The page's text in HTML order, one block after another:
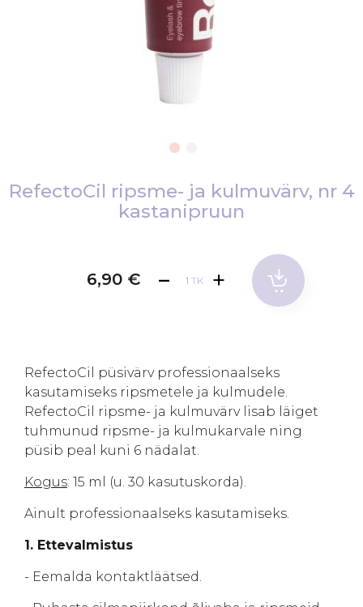
toRefectoCil ripsme- ja kulmuvärv, nr 4
kastanipruun
6,90 € TK
RefectoCil püsivärv professionaalseks
kasutamiseks ripsmetele ja kulmudele.
RefectoCil ripsme- ja kulmuvärv lisab läiget
tuhmunud ripsme- ja kulmukarvale ning
püsib peal kuni 6 nädalat.
Kogus: 15 ml (u. 30 kasutuskorda).
Ainult professionaalseks kasutamiseks.
1. Ettevalmistus
- Eemalda kontaktläätsed.